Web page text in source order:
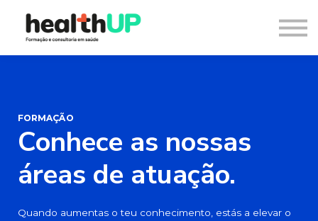
Blog
FORMAÇÃO
Conhece as nossas
áreas de atuação.
Quando aumentas o teu conhecimento, estás a elevar o